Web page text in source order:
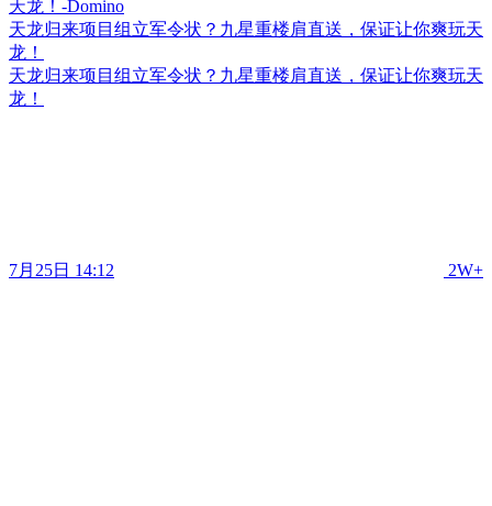
天龙归来项目组立军令状？九星重楼肩直送，保证让你爽玩天
龙！
天龙归来项目组立军令状？九星重楼肩直送，保证让你爽玩天
龙！
7月25日 14:12 2W+